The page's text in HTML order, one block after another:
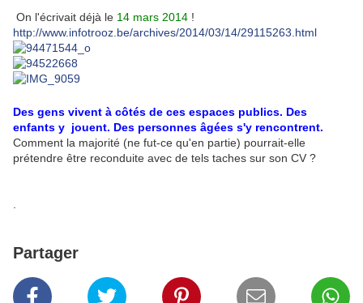
On l'écrivait déjà le 14 mars 2014 !
http://www.infotrooz.be/archives/2014/03/14/29115263.html
Des gens vivent à côtés de ces espaces publics. Des
enfants y jouent. Des personnes âgées s'y rencontrent.
Comment la majorité (ne fut-ce qu'en partie) pourrait-elle
prétendre être reconduite avec de tels taches sur son CV ?
Partager